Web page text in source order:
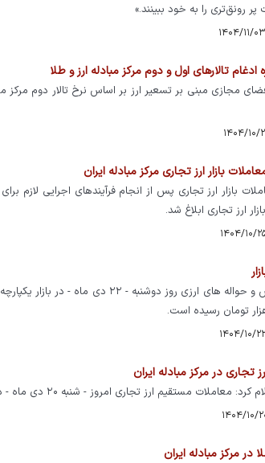
رونق‌تری را به خود ببینند.»
تالارهای اول و دوم مرکز مبادله ارز و طلا
مجازی مبنی بر تسعیر ارز بر اساس نرخ تالار دوم مرکز
بازار ارز تجاری مرکز مبادله ایران
بازار ارز تجاری پس از انجام فرآیندهای اجرایی لازم
ارز تجاری ابلاغ شد.
نرخ ارزهای عمده اعم از اسکناس و حواله
تجاری در مرکز مبادله ایران
ارز تجاری امروز - شنبه ۲۰ دی ماه - دوباره در مرکز مبادله ایران از سرگرفته شد.
مرکز مبادله ایران